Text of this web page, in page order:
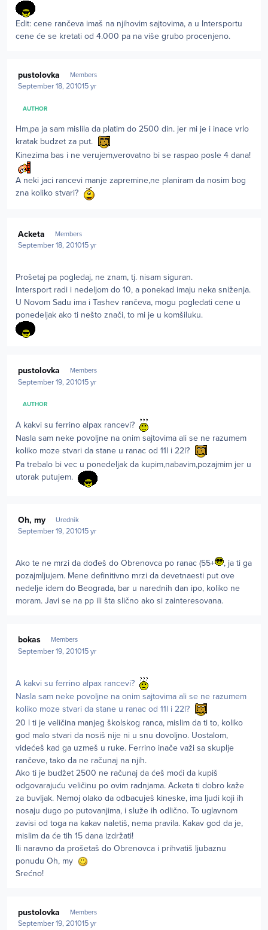
Edit: cene rančeva imaš na njihovim sajtovima, a u Intersportu
cene će se kretati od 4.000 pa na više grubo procenjeno.
pustolovka Members
September 18, 201015 yr
AUTHOR
Hm,pa ja sam mislila da platim do 2500 din. jer mi je i inace vrlo
kratak budzet za put.
Kinezima bas i ne verujem,verovatno bi se raspao posle 4 dana!
A neki jaci rancevi manje zapremine,ne planiram da nosim bog
zna koliko stvari?
Acketa Members
September 18, 201015 yr
Prošetaj pa pogledaj, ne znam, tj. nisam siguran.
Intersport radi i nedeljom do 10, a ponekad imaju neka sniženja.
U Novom Sadu ima i Tashev rančeva, mogu pogledati cene u
ponedeljak ako ti nešto znači, to mi je u komšiluku.
pustolovka Members
September 19, 201015 yr
AUTHOR
A kakvi su ferrino alpax rancevi?
Nasla sam neke povoljne na onim sajtovima ali se ne razumem
koliko moze stvari da stane u ranac od 11l i 22l?
Pa trebalo bi vec u ponedeljak da kupim,nabavim,pozajmim jer u
utorak putujem.
Oh, my Urednik
September 19, 201015 yr
Ako te ne mrzi da dođeš do Obrenovca po ranac (55+
, ja ti ga
pozajmljujem. Mene definitivno mrzi da devetnaesti put ove
nedelje idem do Beograda, bar u narednih dan ipo, koliko ne
moram. Javi se na pp ili šta slično ako si zainteresovana.
bokas Members
September 19, 201015 yr
A kakvi su ferrino alpax rancevi?
Nasla sam neke povoljne na onim sajtovima ali se ne razumem
koliko moze stvari da stane u ranac od 11l i 22l?
20 l ti je veličina manjeg školskog ranca, mislim da ti to, koliko
god malo stvari da nosiš nije ni u snu dovoljno. Uostalom,
videćeš kad ga uzmeš u ruke. Ferrino inače važi sa skuplje
rančeve, tako da ne računaj na njih.
Ako ti je budžet 2500 ne računaj da ćeš moći da kupiš
odgovarajuću veličinu po ovim radnjama. Acketa ti dobro kaže
za buvljak. Nemoj olako da odbacuješ kineske, ima ljudi koji ih
nosaju dugo po putovanjima, i služe ih odlično. To uglavnom
zavisi od toga na kakav naletiš, nema pravila. Kakav god da je,
mislim da će tih 15 dana izdržati!
Ili naravno da prošetaš do Obrenovca i prihvatiš ljubaznu
ponudu Oh, my
Srećno!
pustolovka Members
September 19, 201015 yr